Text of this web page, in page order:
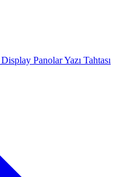
Display PanolarYazı Tahtası